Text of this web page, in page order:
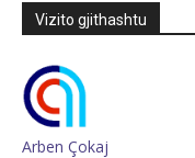
Vizito gjithashtu
Arben Çokaj